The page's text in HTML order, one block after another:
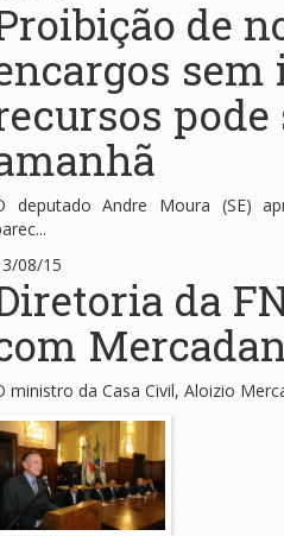
de
sem
deputado Andre Moura (SE)
08/15
da
ministro da Casa Civil, Aloizio